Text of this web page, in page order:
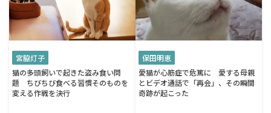
宮脇灯子
猫の多頭飼いで起きた盗み食い問
題 ちびちび食べる習慣そのものを
変える作戦を決行
保田明恵
愛猫が心筋症で危篤に 愛する母親
とビデオ通話で「再会」、その瞬間
奇跡が起こった